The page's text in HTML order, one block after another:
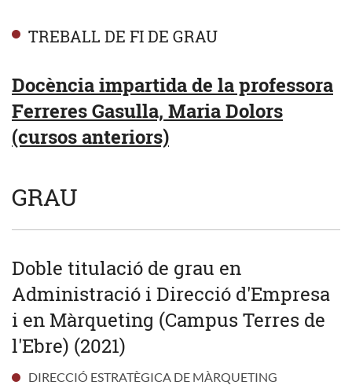
TREBALL DE FI DE GRAU
Docència impartida de la professora
Ferreres Gasulla, Maria Dolors
(cursos anteriors)
GRAU
Doble titulació de grau en
Administració i Direcció d'Empresa
i en Màrqueting (Campus Terres de
l'Ebre) (2021)
DIRECCIÓ ESTRATÈGICA DE MÀRQUETING